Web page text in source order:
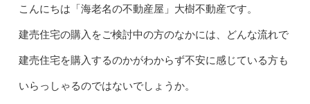
こんにちは「海老名の不動産屋」大樹不動産です。
建売住宅の購入をご検討中の方のなかには、どんな流れで
建売住宅を購入するのかがわからず不安に感じている方も
いらっしゃるのではないでしょうか。